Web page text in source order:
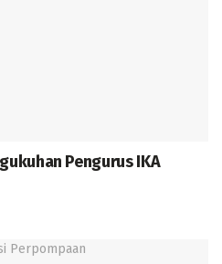
Pengurus IKA